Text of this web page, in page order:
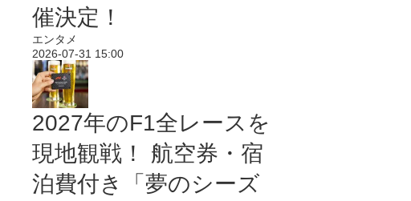
催決定！
エンタメ
2026-07-31 15:00
2027年のF1全レースを
現地観戦！ 航空券・宿
泊費付き「夢のシーズ